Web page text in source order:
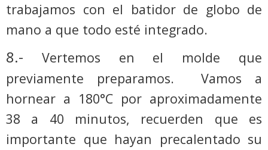
trabajamos con el batidor de globo de
mano a que todo esté integrado.
8.- Vertemos en el molde que
previamente preparamos.
Vamos a
hornear a 180°C por aproximadamente
38 a 40 minutos, recuerden que es
importante que hayan precalentado su